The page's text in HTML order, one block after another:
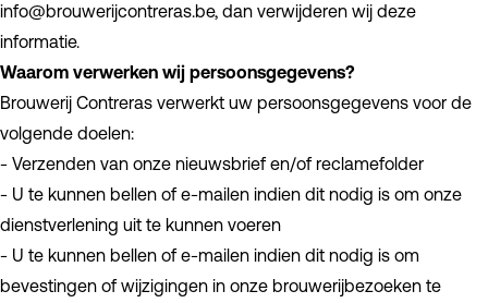
info@brouwerijcontreras.be, dan verwijderen wij deze
informatie.
Waarom verwerken wij persoonsgegevens?
Brouwerij Contreras verwerkt uw persoonsgegevens voor de
volgende doelen:
- Verzenden van onze nieuwsbrief en/of reclamefolder
- U te kunnen bellen of e-mailen indien dit nodig is om onze
dienstverlening uit te kunnen voeren
- U te kunnen bellen of e-mailen indien dit nodig is om
bevestingen of wijzigingen in onze brouwerijbezoeken te